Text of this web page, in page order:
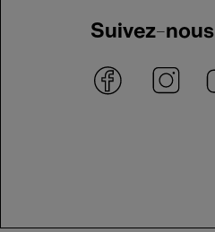
Suivez-nous